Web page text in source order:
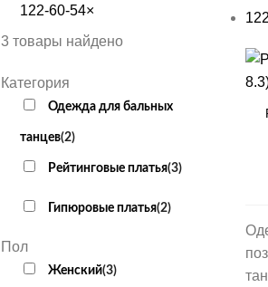
122-60-54×
3 товары найдено
Категория
Одежда для бальных
танцев(2)
Рейтинговые платья(3)
Гипюровые платья(2)
Пол
Женский(3)
+